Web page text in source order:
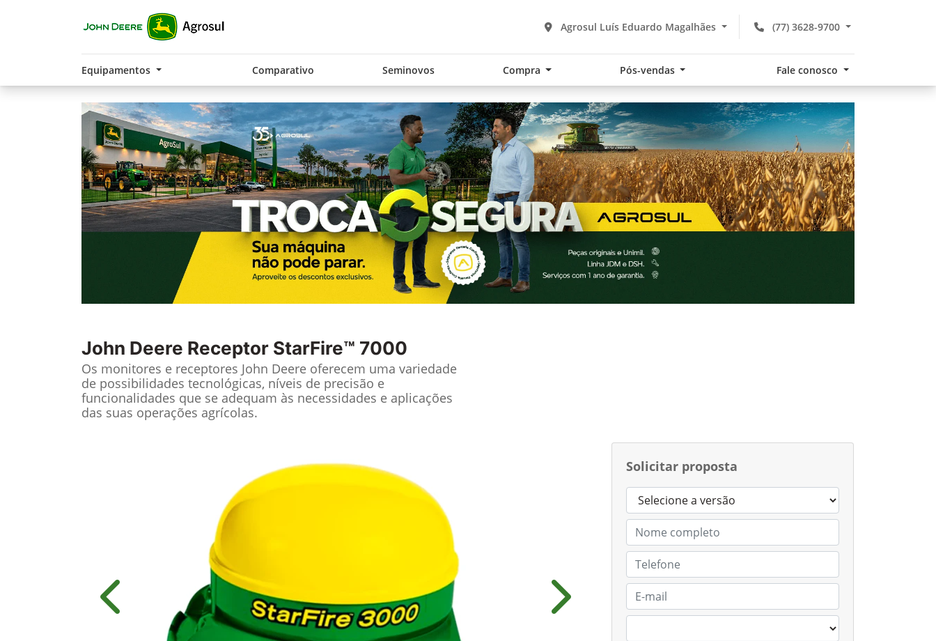
(77) 3628-9700
Agrosul Luís Eduardo Magalhães
Equipamentos Comparativo Seminovos Compra Pós-vendas Fale conosco
John Deere Receptor StarFire™ 7000
Os monitores e receptores John Deere oferecem uma variedade
de possibilidades tecnológicas, níveis de precisão e
funcionalidades que se adequam às necessidades e aplicações
das suas operações agrícolas.
Solicitar proposta
Anterior Próximo